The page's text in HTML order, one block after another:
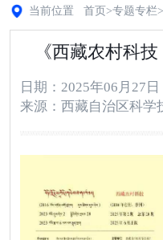
当前位置 首页 >专题专栏>
《西藏农村科
日期：2025年06月27日
来源：西藏自治区科学